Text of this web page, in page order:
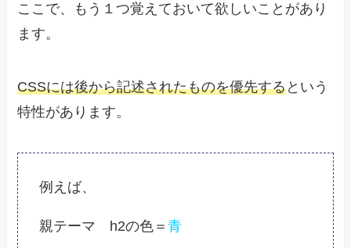
ここで、もう１つ覚えておいて欲しいことがあり
ます。
CSSには後から記述されたものを優先するという
特性があります。
例えば、
親テーマ h2の色＝青